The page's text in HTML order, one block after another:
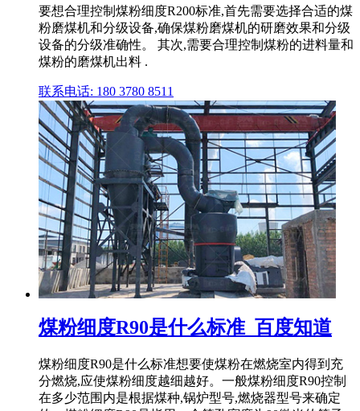
要想合理控制煤粉细度R200标准,首先需要选择合适的煤
粉磨煤机和分级设备,确保煤粉磨煤机的研磨效果和分级
设备的分级准确性。 其次,需要合理控制煤粉的进料量和
煤粉的磨煤机出料 .
联系电话: 180 3780 8511
煤粉细度R90是什么标准_百度知道
煤粉细度R90是什么标准想要使煤粉在燃烧室内得到充
分燃烧,应使煤粉细度越细越好。一般煤粉细度R90控制
在多少范围内是根据煤种,锅炉型号,燃烧器型号来确定